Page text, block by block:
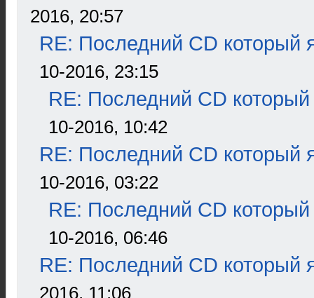
2016, 20:57
RE: Последний CD который
10-2016, 23:15
RE: Последний CD который
10-2016, 10:42
RE: Последний CD который
10-2016, 03:22
RE: Последний CD который
10-2016, 06:46
RE: Последний CD который
2016, 11:06